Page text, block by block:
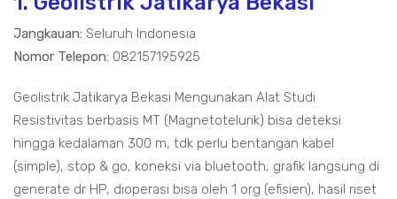
Jangkauan: Seluruh Indonesia
Nomor Telepon: 082157195925
Geolistrik Jatikarya Bekasi Mengunakan Alat Studi
Resistivitas berbasis MT (Magnetotelurik) bisa deteksi
hingga kedalaman 300 m, tdk perlu bentangan kabel
(simple), stop & go, koneksi via bluetooth, grafik langsung di
generate dr HP, dioperasi bisa oleh 1 org (efisien), hasil riset